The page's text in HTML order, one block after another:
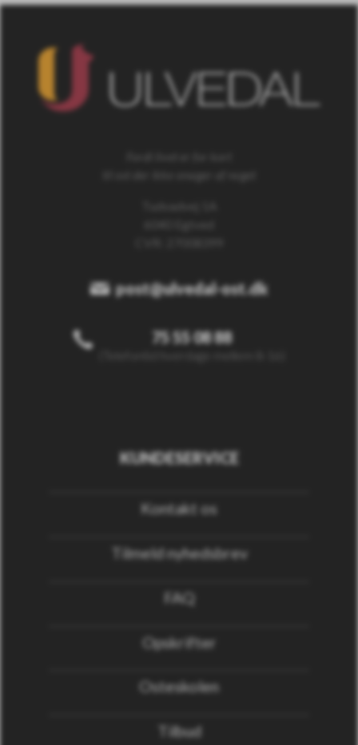
post@ulvedal-ost.dk
75 55 08 88
KUNDESERVICE
Kontakt os
Tilmeld nyhedsbrev
FAQ
Opskrifter
Osteskolen
Tilbud